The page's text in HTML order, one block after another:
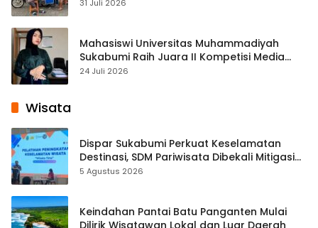
31 Juli 2026
Mahasiswi Universitas Muhammadiyah
Sukabumi Raih Juara II Kompetisi Media
Pembelajaran Digital Tingkat Internasional
24 Juli 2026
Wisata
Dispar Sukabumi Perkuat Keselamatan
Destinasi, SDM Pariwisata Dibekali Mitigasi
hingga Teknik Evakuasi
5 Agustus 2026
Keindahan Pantai Batu Panganten Mulai
Dilirik Wisatawan Lokal dan Luar Daerah